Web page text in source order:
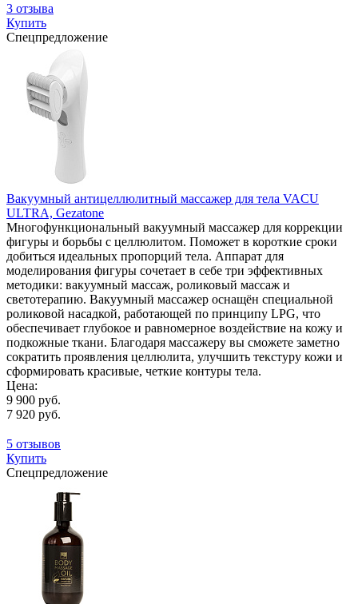
3 отзыва
Купить
Спецпредложение
Вакуумный антицеллюлитный массажер для тела VACU
ULTRA, Gezatone
Многофункциональный вакуумный массажер для коррекции
фигуры и борьбы с целлюлитом. Поможет в короткие сроки
добиться идеальных пропорций тела. Аппарат для
моделирования фигуры сочетает в себе три эффективных
методики: вакуумный массаж, роликовый массаж и
светотерапию. Вакуумный массажер оснащён специальной
роликовой насадкой, работающей по принципу LPG, что
обеспечивает глубокое и равномерное воздействие на кожу и
подкожные ткани. Благодаря массажеру вы сможете заметно
сократить проявления целлюлита, улучшить текстуру кожи и
сформировать красивые, четкие контуры тела.
Цена:
9 900 руб.
7 920 руб.
5 отзывов
Купить
Спецпредложение